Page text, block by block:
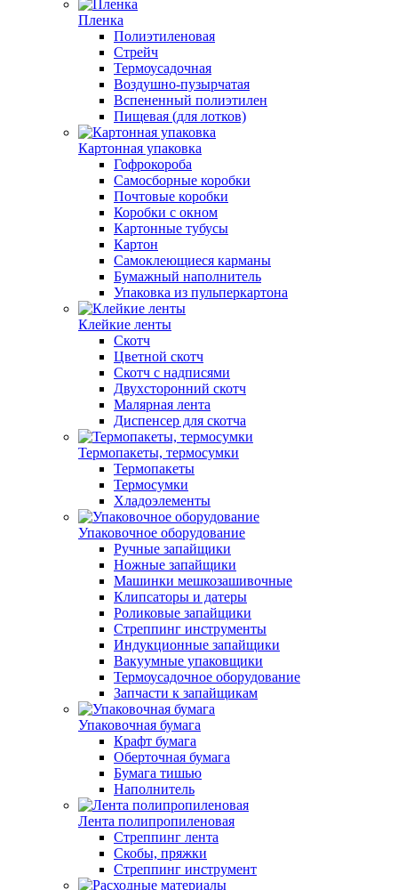
Пленка
Полиэтиленовая
Стрейч
Термоусадочная
Воздушно-пузырчатая
Вспененный полиэтилен
Пищевая (для лотков)
Картонная упаковка
Гофрокороба
Самосборные коробки
Почтовые коробки
Коробки с окном
Картонные тубусы
Картон
Самоклеющиеся карманы
Бумажный наполнитель
Упаковка из пульперкартона
Клейкие ленты
Скотч
Цветной скотч
Скотч с надписями
Двухсторонний скотч
Малярная лента
Диспенсер для скотча
Термопакеты, термосумки
Термопакеты
Термосумки
Хладоэлементы
Упаковочное оборудование
Ручные запайщики
Ножные запайщики
Машинки мешкозашивочные
Клипсаторы и датеры
Роликовые запайщики
Стреппинг инструменты
Индукционные запайщики
Вакуумные упаковщики
Термоусадочное оборудование
Запчасти к запайщикам
Упаковочная бумага
Крафт бумага
Оберточная бумага
Бумага тишью
Наполнитель
Лента полипропиленовая
Стреппинг лента
Скобы, пряжки
Стреппинг инструмент